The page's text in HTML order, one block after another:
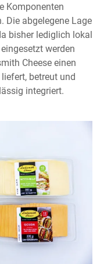
Komponenten
Die abgelegene Lage
bisher lediglich lokal
werden
Cheese einen
betreut und
integriert.